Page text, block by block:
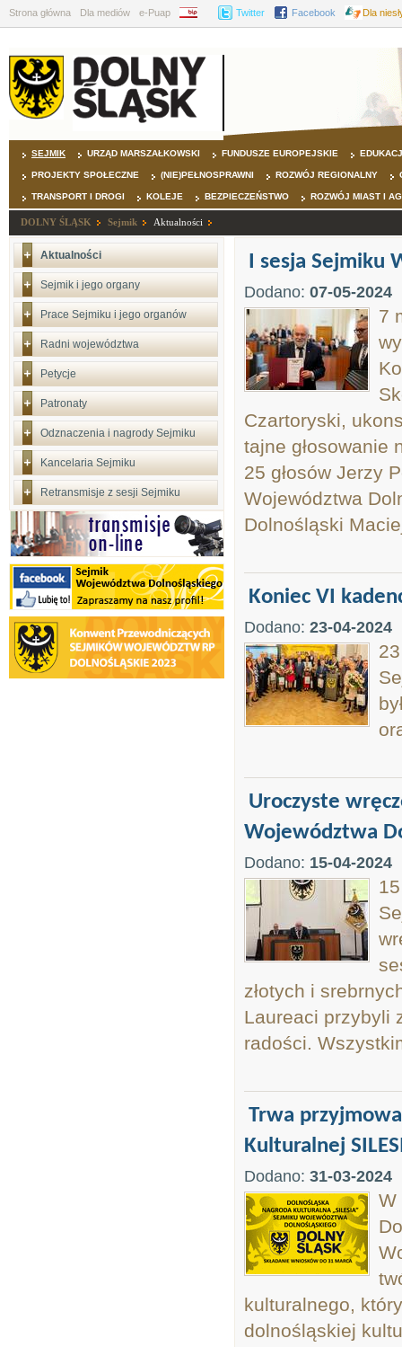
Strona główna Dla mediów e-Puap BIP Twitter Facebook Dla
SEJMIK URZĄD MARSZAŁKOWSKI FUNDUSZE EUROPEJSKIE
PROJEKTY SPOŁECZNE (NIE)PEŁNOSPRAWNI ROZWÓJ REGIONALNY
TRANSPORT I DROGI KOLEJE BEZPIECZEŃSTWO ROZWÓJ MIAST I
DOLNY ŚLĄSK Sejmik Aktualności
Aktualności
Sejmik i jego organy
Prace Sejmiku i jego organów
Radni województwa
Petycje
Patronaty
Odznaczenia i nagrody Sejmiku
Kancelaria Sejmiku
Retransmisje z sesji Sejmiku
I sesja Sejmiku
Dodano: 07-05-2024
7
Czartoryski,
tajne głosowanie
25 głosów Jerzy
Województwa
Dolnośląski
Koniec VI
Dodano: 23-04-2024
Uroczyste
Województwa
Dodano: 15-04-2024
złotych i
Laureaci przybyli
radości.
Trwa
Kulturalnej
Dodano: 31-03-2024
W
kulturalnego,
dolnośląskiej